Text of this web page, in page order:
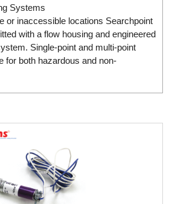
Systems
or inaccessible locations Searchpoint
with a flow housing and engineered
Single-point and multi-point
for both hazardous and non-